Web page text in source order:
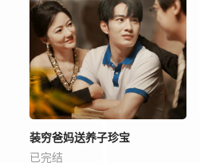
装穷爸妈送养子珍宝
已完结